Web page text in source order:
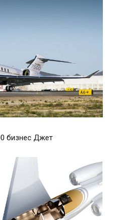
бизнес Джет